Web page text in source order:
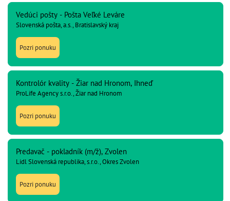
Vedúci pošty - Pošta Veľké Leváre
Slovenská pošta, a.s., Bratislavský kraj
Pozri ponuku
Kontrolór kvality - Žiar nad Hronom, Ihneď
ProLife Agency s.r.o., Žiar nad Hronom
Pozri ponuku
Predavač - pokladník (m/ž), Zvolen
Lidl Slovenská republika, s.r.o., Okres Zvolen
Pozri ponuku